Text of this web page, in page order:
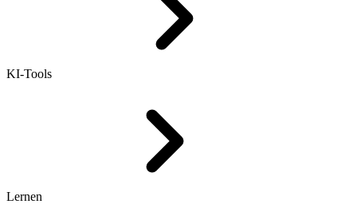
KI-Tools
Lernen